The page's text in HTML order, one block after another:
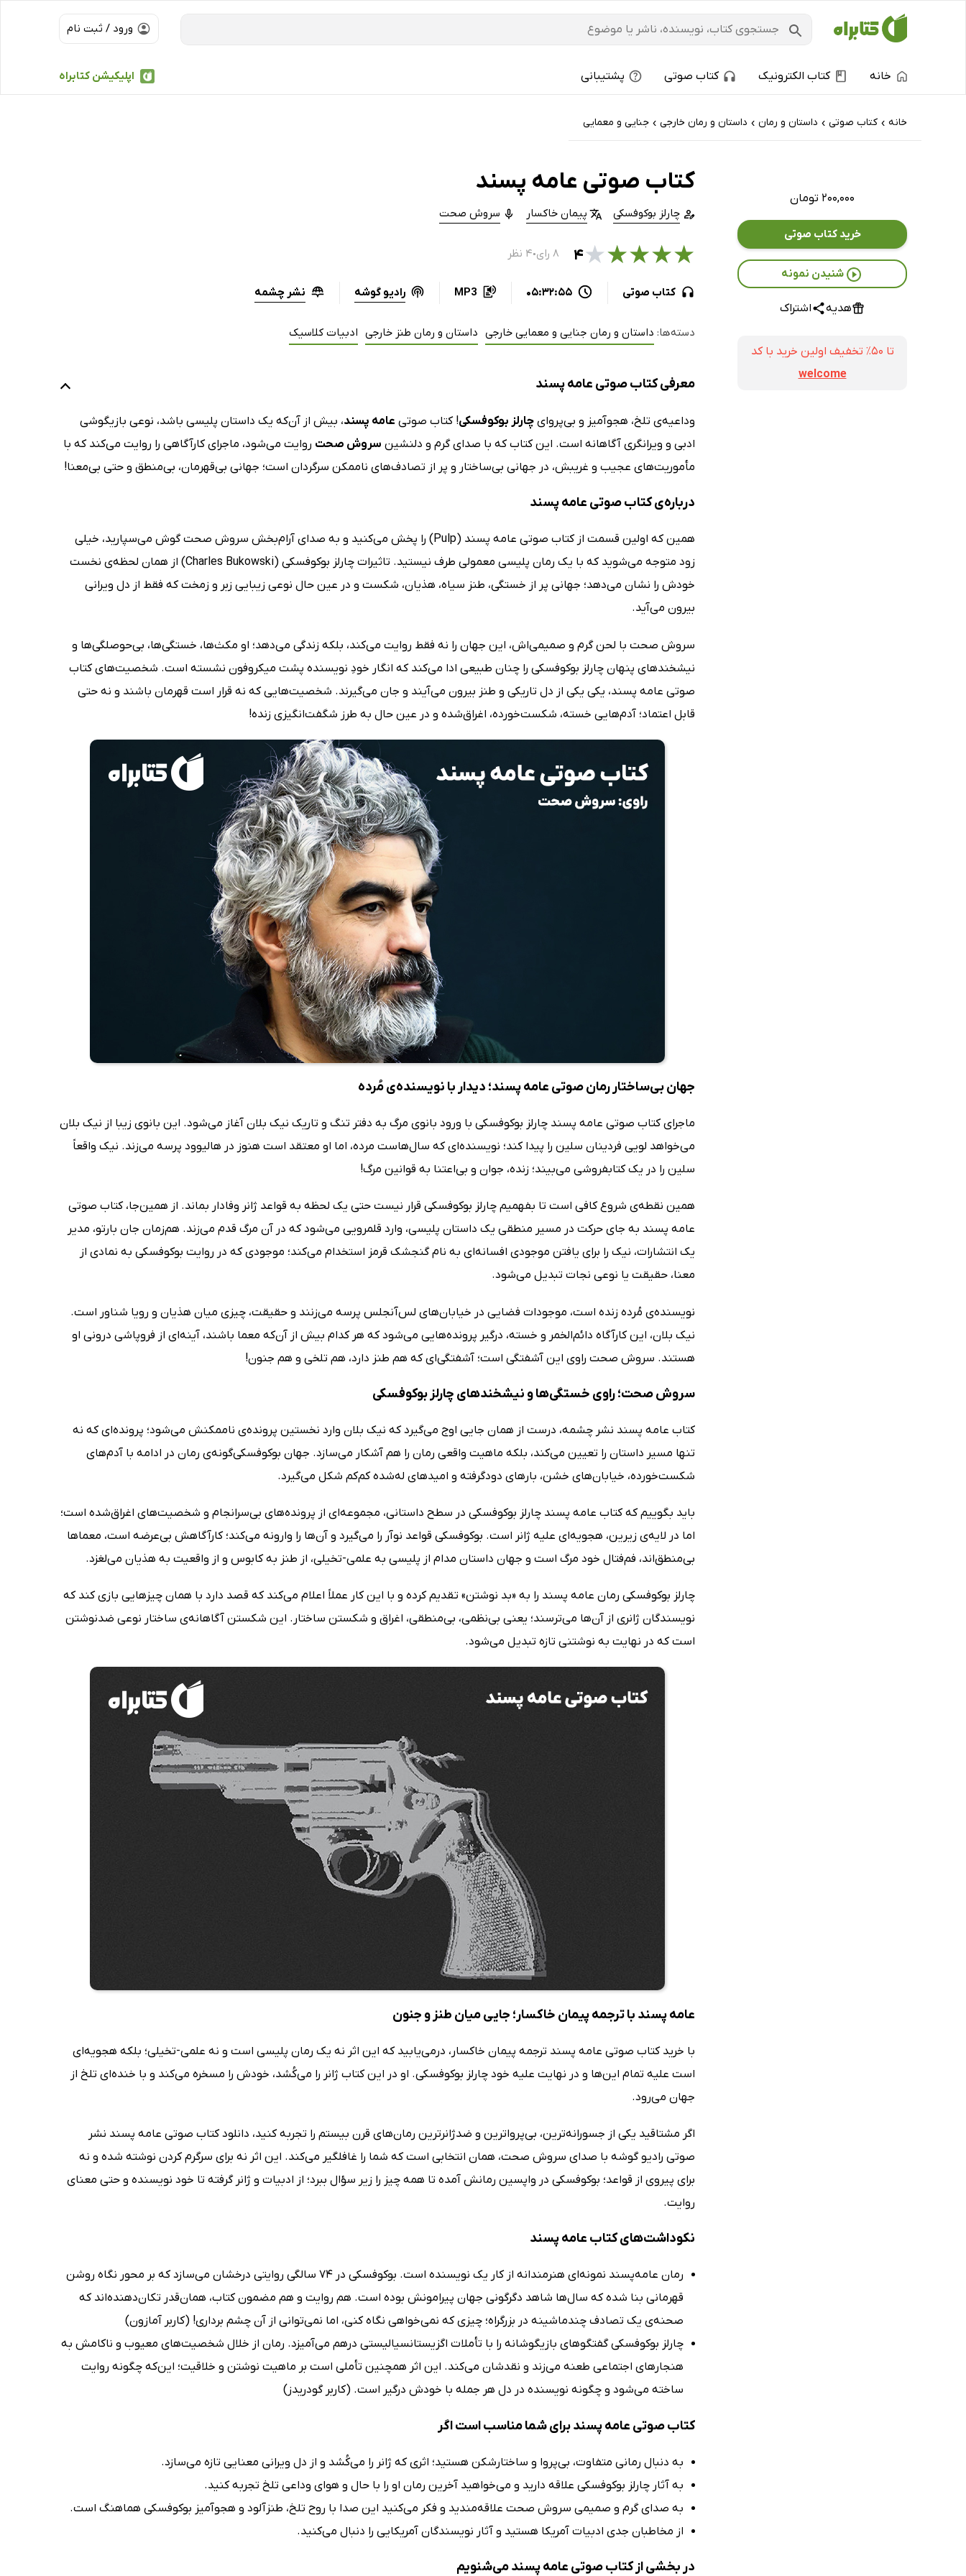
ورود / ثبت نام
اپلیکیشن کتابراه خانه کتاب الکترونیک کتاب صوتی پشتیبانی
خانه › کتاب‌ صوتی › داستان و رمان › داستان و رمان خارجی › جنایی و معمایی
۲۰۰,۰۰۰ تومان
خرید کتاب صوتی
شنیدن نمونه
هدیه اشتراک
تا ۵۰٪ تخفیف اولین خرید با کد
welcome
کتاب صوتی عامه پسند
چارلز بوکوفسکی پیمان خاکسار سروش صحت
★
★
★
★
★۴ ۸ رای ● ۴ نظر
کتاب صوتی 05:32:55
MP3 رادیو گوشه نشر چشمه
دسته‌ها: داستان و رمان جنایی و معمایی خارجی داستان و رمان طنز خارجی ادبیات کلاسیک
معرفی کتاب صوتی عامه پسند
وداعیه‌ی تلخ، هجوآمیز و بی‌پروای چارلز بوکوفسکی! کتاب صوتی عامه پسند، بیش از آن‌که یک داستان پلیسی باشد، نوعی بازیگوشی
ادبی و ویرانگری آگاهانه است. این کتاب که با صدای گرم و دلنشین سروش صحت روایت می‌شود، ماجرای کارآگاهی را روایت می‌کند که با
مأموریت‌های عجیب و غریبش، در جهانی بی‌ساختار و پر از تصادف‌های ناممکن سرگردان است؛ جهانی بی‌قهرمان، بی‌منطق و حتی بی‌معنا!
درباره‌ی کتاب صوتی عامه پسند
همین که اولین قسمت از کتاب صوتی عامه پسند (Pulp) را پخش می‌کنید و به صدای آرام‌بخش سروش صحت گوش می‌سپارید، خیلی
زود متوجه می‌شوید که با یک رمان پلیسی معمولی طرف نیستید. تاثیرات چارلز بوکوفسکی (Charles Bukowski) از همان لحظه‌ی نخست
خودش را نشان می‌دهد؛ جهانی پر از خستگی، طنز سیاه، هذیان، شکست و در عین حال نوعی زیبایی زبر و زمخت که فقط از دل ویرانی
بیرون می‌آید.
سروش صحت با لحن گرم و صمیمی‌اش، این جهان را نه فقط روایت می‌کند، بلکه زندگی می‌دهد؛ او مکث‌ها، خستگی‌ها، بی‌حوصلگی‌ها و
نیشخندهای پنهان چارلز بوکوفسکی را چنان طبیعی ادا می‌کند که انگار خودِ نویسنده پشت میکروفون نشسته است. شخصیت‌های کتاب
صوتی عامه پسند، یکی یکی از دل تاریکی و طنز بیرون می‌آیند و جان می‌گیرند. شخصیت‌هایی که نه قرار است قهرمان باشند و نه حتی
قابل اعتماد؛ آدم‌هایی خسته، شکست‌خورده، اغراق‌شده و در عین حال به طرز شگفت‌انگیزی زنده!
جهان بی‌ساختار رمان صوتی عامه پسند؛ دیدار با نویسنده‌ی مُرده
ماجرای کتاب صوتی عامه پسند چارلز بوکوفسکی با ورود بانوی مرگ به دفتر تنگ و تاریک نیک بلان آغاز می‌شود. این بانوی زیبا از نیک بلان
می‌خواهد لویی فردینان سلین را پیدا کند؛ نویسنده‌ای که سال‌هاست مرده، اما او معتقد است هنوز در هالیوود پرسه می‌زند. نیک واقعاً
سلین را در یک کتابفروشی می‌بیند؛ زنده، جوان و بی‌اعتنا به قوانین مرگ!
همین نقطه‌ی شروع کافی است تا بفهمیم چارلز بوکوفسکی قرار نیست حتی یک لحظه به قواعد ژانر وفادار بماند. از همین‌جا، کتاب صوتی
عامه پسند به جای حرکت در مسیر منطقی یک داستان پلیسی، وارد قلمرویی می‌شود که در آن مرگ قدم می‌زند. هم‌زمان جان بارتو، مدیر
یک انتشارات، نیک را برای یافتن موجودی افسانه‌ای به نام گنجشک قرمز استخدام می‌کند؛ موجودی که در روایت بوکوفسکی به نمادی از
معنا، حقیقت یا نوعی نجات تبدیل می‌شود.
نویسنده‌ی مُرده زنده است، موجودات فضایی در خیابان‌های لس‌آنجلس پرسه می‌زنند و حقیقت، چیزی میان هذیان و رویا شناور است.
نیک بلان، این کارآگاه دائم‌الخمر و خسته، درگیر پرونده‌هایی می‌شود که هر کدام بیش از آن‌که معما باشند، آینه‌ای از فروپاشی درونی او
هستند. سروش صحت راوی این آشفتگی است؛ آشفتگی‌ای که هم طنز دارد، هم تلخی و هم جنون!
سروش صحت؛ راوی خستگی‌ها و نیشخندهای چارلز بوکوفسکی
کتاب عامه پسند نشر چشمه، درست از همان جایی اوج می‌گیرد که نیک بلان وارد نخستین پرونده‌ی ناممکنش می‌شود؛ پرونده‌ای که نه
تنها مسیر داستان را تعیین می‌کند، بلکه ماهیت واقعی رمان را هم آشکار می‌سازد. جهان بوکوفسکی‌گونه‌ی رمان در ادامه با آدم‌های
شکست‌خورده، خیابان‌های خشن، بارهای دودگرفته و امیدهای له‌شده کم‌کم شکل می‌گیرد.
باید بگوییم که کتاب عامه پسند چارلز بوکوفسکی در سطح داستانی، مجموعه‌ای از پرونده‌های بی‌سرانجام و شخصیت‌های اغراق‌شده است؛
اما در لایه‌ی زیرین، هجویه‌ای علیه ژانر است. بوکوفسکی قواعد نوآر را می‌گیرد و آن‌ها را وارونه می‌کند؛ کارآگاهش بی‌عرضه است، معماها
بی‌منطق‌اند، فم‌فتال خود مرگ است و جهان داستان مدام از پلیسی به علمی-تخیلی، از طنز به کابوس و از واقعیت به هذیان می‌لغزد.
چارلز بوکوفسکی رمان عامه پسند را به «بد نوشتن» تقدیم کرده و با این کار عملاً اعلام می‌کند که قصد دارد با همان چیزهایی بازی کند که
نویسندگان ژانری از آن‌ها می‌ترسند؛ یعنی بی‌نظمی، بی‌منطقی، اغراق و شکستن ساختار. این شکستن آگاهانه‌ی ساختار نوعی ضدنوشتن
است که در نهایت به نوشتنی تازه تبدیل می‌شود.
عامه پسند با ترجمه پیمان خاکسار؛ جایی میان طنز و جنون
با خرید کتاب صوتی عامه پسند ترجمه پیمان خاکسار، درمی‌یابید که این اثر نه یک رمان پلیسی است و نه علمی-تخیلی؛ بلکه هجویه‌ای
است علیه تمام این‌ها و در نهایت علیه خود چارلز بوکوفسکی. او در این کتاب ژانر را می‌کُشد، خودش را مسخره می‌کند و با خنده‌ای تلخ از
جهان می‌رود.
اگر مشتاقید یکی از جسورانه‌ترین، بی‌پرواترین و ضدژانرترین رمان‌های قرن بیستم را تجربه کنید، دانلود کتاب صوتی عامه پسند نشر
صوتی رادیو گوشه با صدای سروش صحت، همان انتخابی است که شما را غافلگیر می‌کند. این اثر نه برای سرگرم کردن نوشته شده و نه
برای پیروی از قواعد؛ بوکوفسکی در واپسین رمانش آمده تا همه چیز را زیر سؤال ببرد؛ از ادبیات و ژانر گرفته تا خود نویسنده و حتی معنای
روایت.
نکوداشت‌های کتاب عامه پسند
رمان عامه‌پسند نمونه‌ای هنرمندانه از کار یک نویسنده است. بوکوفسکی در 74 سالگی روایتی درخشان می‌سازد که بر محور نگاه روشن
قهرمانی بنا شده که سال‌ها شاهد دگرگونی جهان پیرامونش بوده است. هم روایت و هم مضمون کتاب، همان‌قدر تکان‌دهنده‌اند که
صحنه‌ی یک تصادف چندماشینه در بزرگراه؛ چیزی که نمی‌خواهی نگاه کنی، اما نمی‌توانی از آن چشم برداری! (کاربر آمازون)
چارلز بوکوفسکی گفتگوهای بازیگوشانه را با تأملات اگزیستانسیالیستی درهم می‌آمیزد. رمان از خلال شخصیت‌های معیوب و ناکامش به
هنجارهای اجتماعی طعنه می‌زند و نقدشان می‌کند. این اثر همچنین تأملی است بر ماهیت نوشتن و خلاقیت؛ این‌که چگونه روایت
ساخته می‌شود و چگونه نویسنده در دل هر جمله با خودش درگیر است. (کاربر گودریدز)
کتاب صوتی عامه پسند برای شما مناسب است اگر
به دنبال رمانی متفاوت، بی‌پروا و ساختارشکن هستید؛ اثری که ژانر را می‌کُشد و از دل ویرانی معنایی تازه می‌سازد.
به آثار چارلز بوکوفسکی علاقه دارید و می‌خواهید آخرین رمان او را با حال و هوای وداعی تلخ تجربه کنید.
به صدای گرم و صمیمی سروش صحت علاقه‌مندید و فکر می‌کنید این صدا با روح تلخ، طنزآلود و هجوآمیز بوکوفسکی هماهنگ است.
از مخاطبان جدی ادبیات آمریکا هستید و آثار نویسندگان آمریکایی را دنبال می‌کنید.
در بخشی از کتاب صوتی عامه پسند می‌شنویم